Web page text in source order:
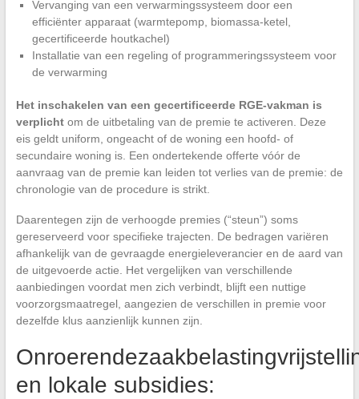
Vervanging van een verwarmingssysteem door een
efficiënter apparaat (warmtepomp, biomassa-ketel,
gecertificeerde houtkachel)
Installatie van een regeling of programmeringssysteem voor
de verwarming
Het inschakelen van een gecertificeerde RGE-vakman is
verplichtom de uitbetaling van de premie te activeren. Deze
eis geldt uniform, ongeacht of de woning een hoofd- of
secundaire woning is. Een ondertekende offerte vóór de
aanvraag van de premie kan leiden tot verlies van de premie: de
chronologie van de procedure is strikt.
Daarentegen zijn de verhoogde premies (“steun”) soms
gereserveerd voor specifieke trajecten. De bedragen variëren
afhankelijk van de gevraagde energieleverancier en de aard van
de uitgevoerde actie. Het vergelijken van verschillende
aanbiedingen voordat men zich verbindt, blijft een nuttige
voorzorgsmaatregel, aangezien de verschillen in premie voor
dezelfde klus aanzienlijk kunnen zijn.
en lokale subsidies: